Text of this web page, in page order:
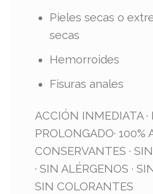
Pieles secas o
secas
Hemorroides
Fisuras anales
ACCIÓN INMEDIATA ·
PROLONGADO· 100%
CONSERVANTES ·
· SIN ALÉRGENOS ·
SIN COLORANTES